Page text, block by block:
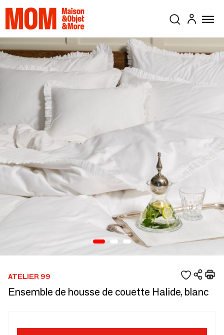
ATELIER 99
Ensemble de housse de couette Halide, blanc